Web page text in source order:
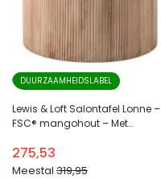
DUURZAAMHEIDSLABEL
Lewis & Loft Salontafel Lonne –
FSC® mangohout – Met
Naturel
275,53
Meestal 319,95